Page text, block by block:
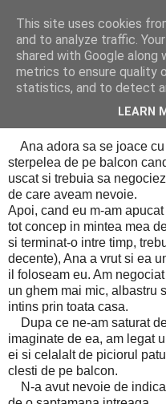
Cealalta
miercuri, august 21, 2013
Exercitiu de
Ana adora sa se joace
sterpelea de pe balcon
uscat si trebuia sa
de care aveam nevoie.
Apoi, cand eu m-am
tot concep in mintea mea
si terminat-o intre timp,
decente), Ana a vrut si ea
il foloseam eu. Am
un ghem mai mic, albastru
intins prin toata casa.
Dupa ce ne-am saturat
imaginate de ea, am legat
ei si celalalt de piciorul
clesti de pe balcon.
N-a avut nevoie de
This site uses cookies
and to analyze traffic.
shared with Google
metrics to ensure quality
statistics, and to detect
LEARN